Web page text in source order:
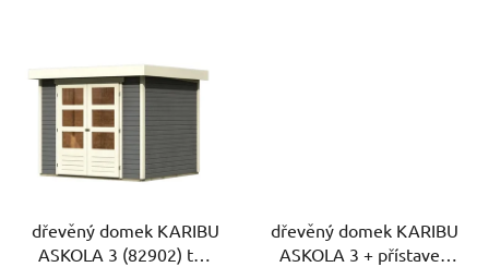
dřevěný domek KARIBU
ASKOLA 3 (82902) tm.
dřevěný domek KARIBU
ASKOLA 3 + přístavek